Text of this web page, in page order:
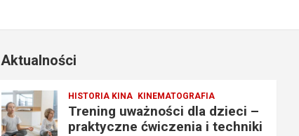
Aktualności
HISTORIA KINA KINEMATOGRAFIA
Trening uważności dla dzieci –
praktyczne ćwiczenia i techniki